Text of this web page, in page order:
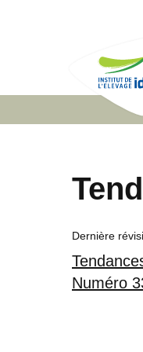
Dernière
Numéro